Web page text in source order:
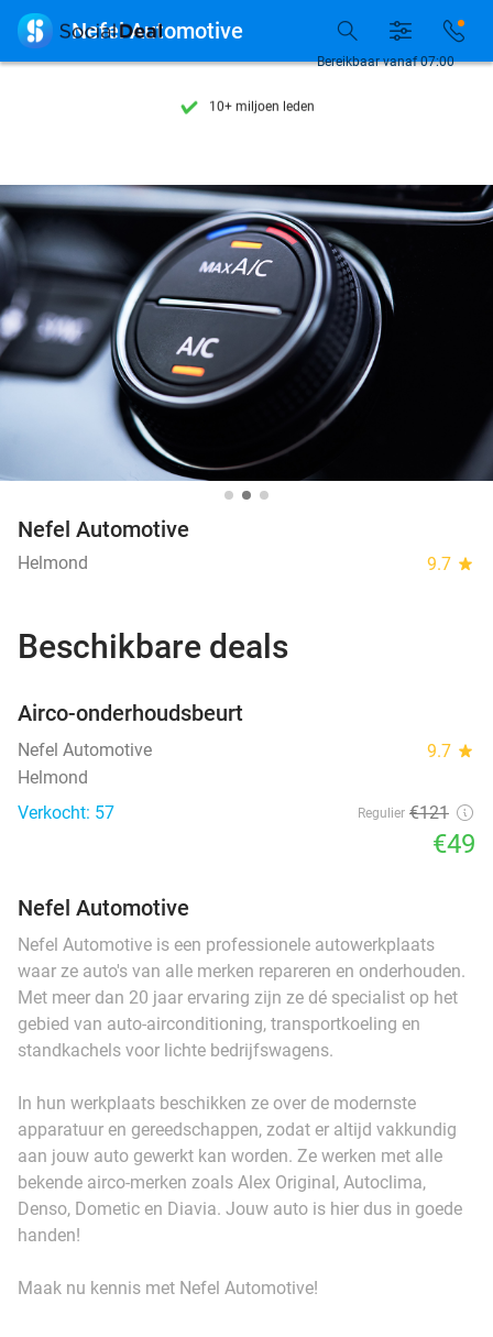
7 dagen per week beschikbaar
10+ miljoen leden
7 dagen per week beschikbaar
10+ miljoen leden
Bereikbaar vanaf 07:00
 Nefel Automotive
Nefel Automotive
Helmond 9.7 star
Beschikbare deals
Airco-onderhoudsbeurt
Nefel Automotive 9.7 star
Helmond
Verkocht: 57
Regulier €121
€49
Nefel Automotive
Nefel Automotive is een professionele autowerkplaats
waar ze auto's van alle merken repareren en onderhouden.
Met meer dan 20 jaar ervaring zijn ze dé specialist op het
gebied van auto-airconditioning, transportkoeling en
standkachels voor lichte bedrijfswagens.
In hun werkplaats beschikken ze over de modernste
apparatuur en gereedschappen, zodat er altijd vakkundig
aan jouw auto gewerkt kan worden. Ze werken met alle
bekende airco-merken zoals Alex Original, Autoclima,
Denso, Dometic en Diavia. Jouw auto is hier dus in goede
handen!
Maak nu kennis met Nefel Automotive!